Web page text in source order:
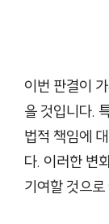
이번 판결이
을 것입니다.
법적 책임에
다. 이러한 변
기여할 것으